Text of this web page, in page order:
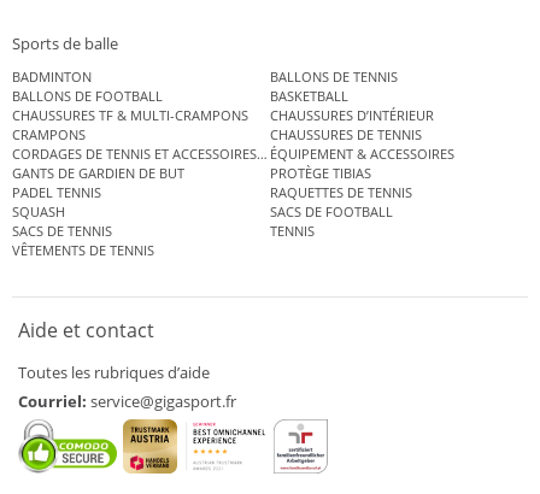
Sports de balle
BADMINTON
BALLONS DE TENNIS
BALLONS DE FOOTBALL
BASKETBALL
CHAUSSURES TF & MULTI-CRAMPONS
CHAUSSURES D’INTÉRIEUR
CRAMPONS
CHAUSSURES DE TENNIS
CORDAGES DE TENNIS ET ACCESSOIRES DE TENNISÉQUIPEMENT & ACCESSOIRES
GANTS DE GARDIEN DE BUT
PROTÈGE TIBIAS
PADEL TENNIS
RAQUETTES DE TENNIS
SQUASH
SACS DE FOOTBALL
SACS DE TENNIS
TENNIS
VÊTEMENTS DE TENNIS
Aide et contact
Toutes les rubriques d’aide
Courriel: service@gigasport.fr